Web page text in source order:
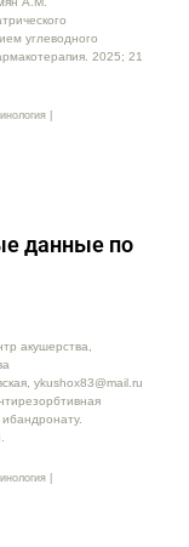
углеводного
2025; 21
|
данные по
акушерства,
ykushox83@mail.ru
|